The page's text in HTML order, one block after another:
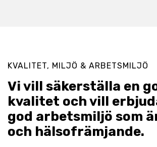
KVALITET, MILJÖ & ARBETSMILJÖ
Vi vill säkerställa en
kvalitet och vill
god arbetsmiljö som
och hälsofrämjande.